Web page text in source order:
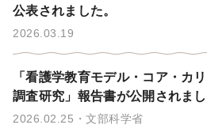
公表されました。
2026.03.19
「看護学教育モデル・コア・カ
調査研究」報告書が公開されまし
2026.02.25 文部科学省